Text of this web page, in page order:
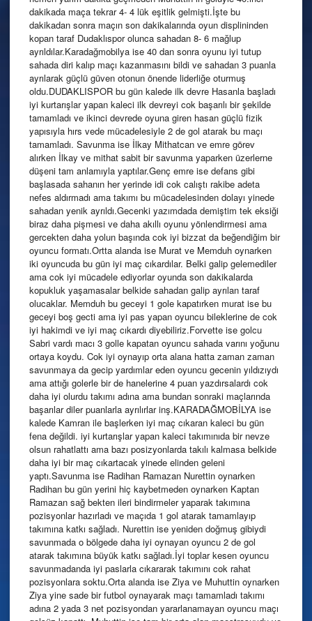
dakikada maça tekrar 4- 4 lük eşitlik gelmişti.İşte bu
dakikadan sonra maçın son dakikalarında oyun displininden
kopan taraf Dudaklıspor olunca sahadan 8- 6 mağlup
ayrıldılar.Karadağmobilya ise 40 dan sonra oyunu iyi tutup
sahada diri kalıp maçı kazanmasını bildi ve sahadan 3 puanla
ayrılarak güçlü güven otonun önende liderliğe oturmuş
oldu.DUDAKLISPOR bu gün kalede ilk devre Hasanla başladı
iyi kurtarışlar yapan kaleci ilk devreyi cok başarılı bir şekilde
tamamladı ve ikinci devrede oyuna giren hasan güçlü fizik
yapısıyla hırs vede mücadelesiyle 2 de gol atarak bu maçı
tamamladı. Savunma ise İlkay Mithatcan ve emre görev
alırken İlkay ve mithat sabit bir savunma yaparken üzerlerne
düşeni tam anlamıyla yaptılar.Genç emre ise defans gibi
başlasada sahanın her yerinde idi cok calıştı rakibe adeta
nefes aldırmadı ama takımı bu mücadelesinden dolayı yinede
sahadan yenik ayrıldı.Gecenki yazımdada demiştim tek eksiği
biraz daha pişmesi ve daha akıllı oyunu yönlendirmesi ama
gercekten daha yolun başında cok iyi bizzat da beğendiğim bir
oyuncu formatı.Ortta alanda ise Murat ve Memduh oynarken
iki oyuncuda bu gün iyi maç cıkardılar. Belki galip gelemediler
ama cok iyi mücadele ediyorlar oyunda son dakikalarda
kopukluk yaşamasalar belkide sahadan galip ayrılan taraf
olucaklar. Memduh bu geceyi 1 gole kapatırken murat ise bu
geceyi boş gecti ama iyi pas yapan oyuncu bileklerine de cok
iyi hakimdi ve iyi maç cıkardı diyebiliriz.Forvette ise golcu
Sabri vardı macı 3 golle kapatan oyuncu sahada varını yoğunu
ortaya koydu. Cok iyi oynayıp orta alana hatta zaman zaman
savunmaya da gecip yardımlar eden oyuncu gecenin yıldızıydı
ama attığı golerle bir de hanelerine 4 puan yazdırsalardı cok
daha iyi olurdu takımı adına ama bundan sonraki maçlarında
başarılar diler puanlarla ayrılırlar inş.KARADAĞMOBİLYA ise
kalede Kamran ile başlerken iyi maç cıkaran kaleci bu gün
fena değildi. iyi kurtarışlar yapan kaleci takımınıda bir nevze
olsun rahatlattı ama bazı posizyonlarda takılı kalmasa belkide
daha iyi bir maç cıkartacak yinede elinden geleni
yaptı.Savunma ise Radihan Ramazan Nurettin oynarken
Radihan bu gün yerini hiç kaybetmeden oynarken Kaptan
Ramazan sağ bekten ileri bindirmeler yaparak takımına
pozisyonlar hazırladı ve maçıda 1 gol atarak tamamlayıp
takımına katkı sağladı. Nurettin ise yeniden doğmuş gibiydi
savunmada o bölgede daha iyi oynayan oyuncu 2 de gol
atarak takımına büyük katkı sağladı.İyi toplar kesen oyuncu
savunmadanda iyi paslarla cıkararak takımını cok rahat
pozisyonlara soktu.Orta alanda ise Ziya ve Muhuttin oynarken
Ziya yine sade bir futbol oynayarak maçı tamamladı takımı
adına 2 yada 3 net pozisyondan yararlanamayan oyuncu maçı